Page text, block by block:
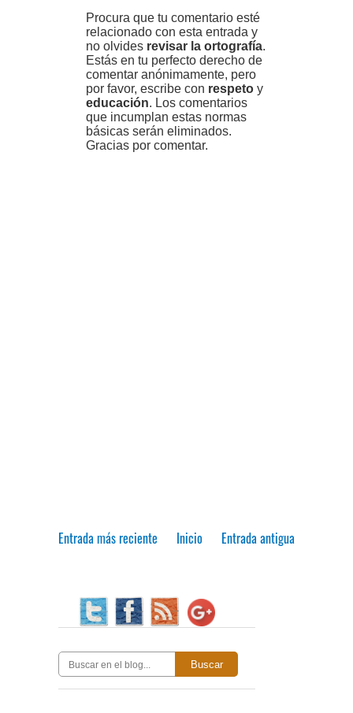
Procura que tu comentario esté
relacionado con esta entrada y
no olvides revisar la ortografía.
Estás en tu perfecto derecho de
comentar anónimamente, pero
por favor, escribe con respeto y
educación. Los comentarios
que incumplan estas normas
básicas serán eliminados.
Gracias por comentar.
Entrada más reciente Entrada antigua
Inicio
Buscar